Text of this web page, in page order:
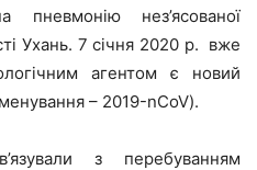
пневмонію нез’ясованої
Ухань. 7 січня 2020 р. вже
агентом є новий
– 2019-nCoV).
з перебуванням